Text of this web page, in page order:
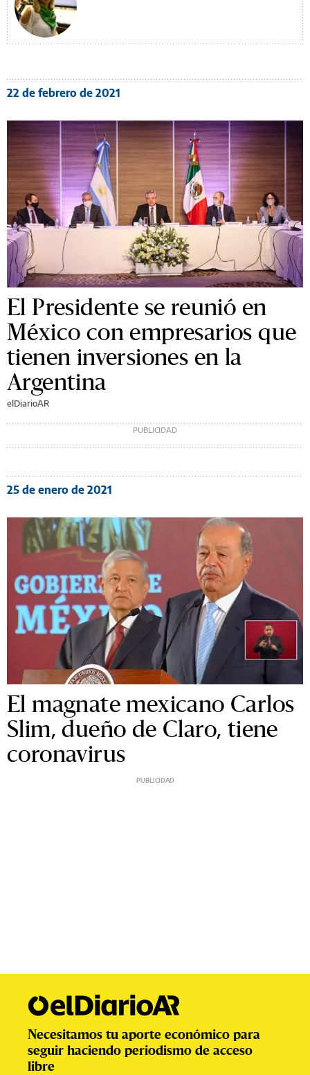
22 de febrero de 2021
El Presidente se reunió en
México con empresarios que
tienen inversiones en la
Argentina
elDiarioAR
25 de enero de 2021
El magnate mexicano Carlos
Slim, dueño de Claro, tiene
coronavirus
Necesitamos tu aporte económico para
seguir haciendo periodismo de acceso
libre